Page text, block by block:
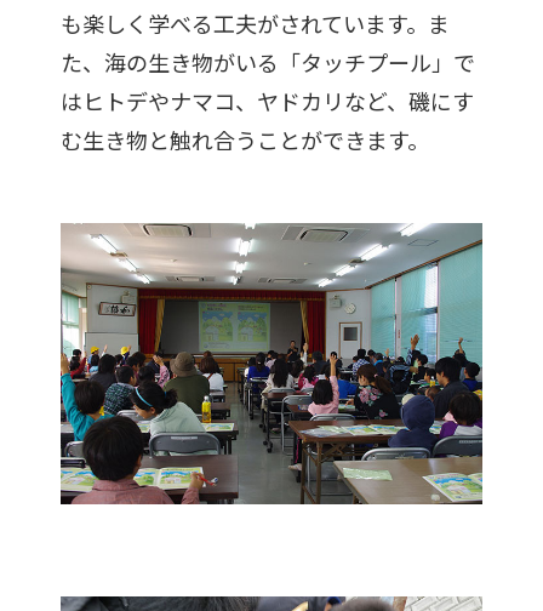
も楽しく学べる工夫がされています。ま
た、海の生き物がいる「タッチプール」で
はヒトデやナマコ、ヤドカリなど、磯にす
む生き物と触れ合うことができます。